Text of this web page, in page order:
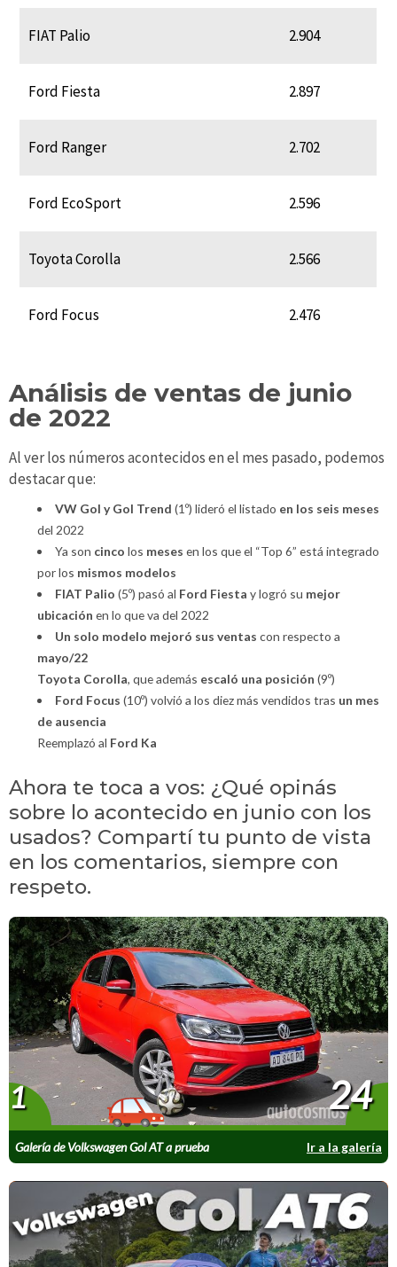
FIAT Palio 2.904
Ford Fiesta 2.897
Ford Ranger 2.702
Ford EcoSport 2.596
Toyota Corolla 2.566
Ford Focus 2.476
Análisis de ventas de junio
de 2022
Al ver los números acontecidos en el mes pasado, podemos
destacar que:
VW Gol y Gol Trend (1º) lideró el listado en los seis meses
del 2022
Ya son cinco los meses en los que el “Top 6” está integrado
por los mismos modelos
FIAT Palio (5º) pasó al Ford Fiesta y logró su mejor
ubicación en lo que va del 2022
Un solo modelo mejoró sus ventas con respecto a
mayo/22
Toyota Corolla, que además escaló una posición (9º)
Ford Focus (10º) volvió a los diez más vendidos tras un mes
de ausencia
Reemplazó al Ford Ka
Ahora te toca a vos: ¿Qué opinás
sobre lo acontecido en junio con los
usados? Compartí tu punto de vista
en los comentarios, siempre con
respeto.
Galería de Volkswagen Gol AT a prueba Ir a la galería
1 24